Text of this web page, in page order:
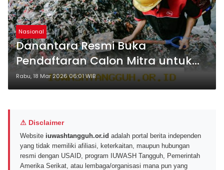
Nasional
Danantara Resmi Buka
Pendaftaran Calon Mitra untuk
Proyek Waste to Energy
Rabu, 18 Mar 2026 06:01 WIB
⚠ Disclaimer
Website iuwashtangguh.or.id adalah portal berita independen
yang tidak memiliki afiliasi, keterkaitan, maupun hubungan
resmi dengan USAID, program IUWASH Tangguh, Pemerintah
Amerika Serikat, atau lembaga/organisasi mana pun yang